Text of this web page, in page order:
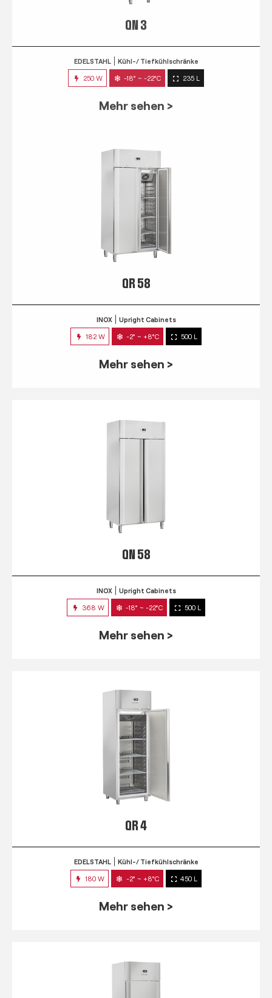
EDELSTAHL Kühl-/ Tiefkühlschränke
250 W -18° ~ -22°C 235 L
QR 58
INOX Upright Cabinets
182 W -2° ~ +8°C 500 L
Mehr sehen >
QN 58
INOX Upright Cabinets
368 W -18° ~ -22°C 500 L
Mehr sehen >
QR 4
EDELSTAHL Kühl-/ Tiefkühlschränke
180 W -2° ~ +8°C 450 L
Mehr sehen >